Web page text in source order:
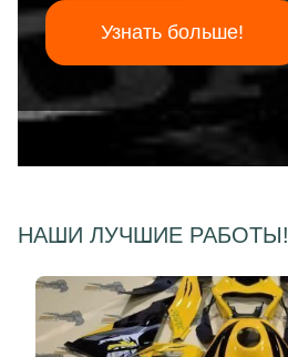
Узнать больше!
НАШИ ЛУЧШИЕ РАБОТЫ!